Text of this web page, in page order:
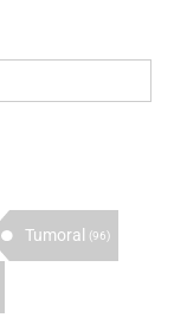
Tumoral (96)